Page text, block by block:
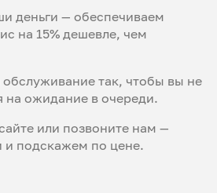
деньги — обеспечиваем
на 15% дешевле, чем
обслуживание так, чтобы вы не
на ожидание в очереди.
или позвоните нам —
и подскажем по цене.